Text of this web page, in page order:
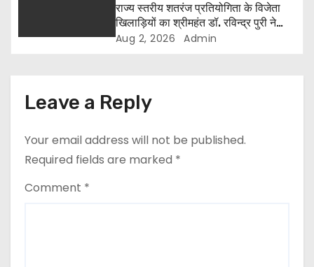
राज्य स्तरीय शतरंज प्रतियोगिता के विजेता
खिलाड़ियों का श्रीमहंत डॉ. रविन्द्र पुरी ने
किया सम्मान
Aug 2, 2026 Admin
Leave a Reply
Your email address will not be published.
Required fields are marked *
Comment *